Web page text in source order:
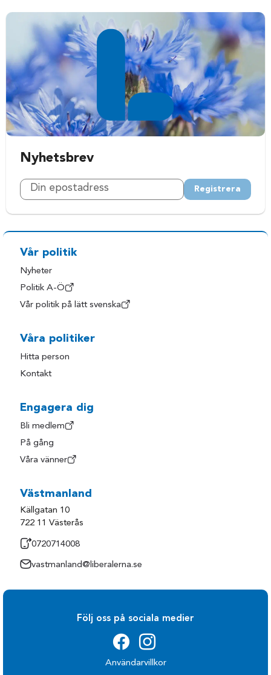
Nyhetsbrev
Registrera
Vår politik
Nyheter
Politik A-Ö
Vår politik på lätt svenska
Våra politiker
Hitta person
Kontakt
Engagera dig
Bli medlem
På gång
Våra vänner
Västmanland
Källgatan 10
722 11 Västerås
0720714008
vastmanland@liberalerna.se
Följ oss på sociala medier
Användarvillkor